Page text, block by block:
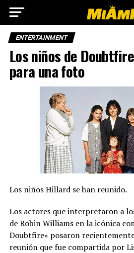
ENTERTAINMENT
Los niños de
para una foto
Los niños Hillard se han reunido.
Los actores que interpretaron a
de Robin Williams en la icónica
Doubtfire» posaron
reunión que fue compartida por